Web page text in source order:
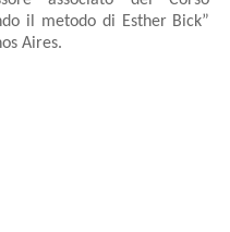
il metodo di Esther Bick”
Aires.